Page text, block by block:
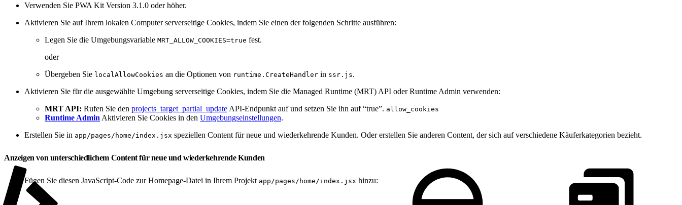
Verwenden Sie PWA Kit Version 3.1.0 oder höher.
Aktivieren Sie auf Ihrem lokalen Computer serverseitige Cookies, indem Sie einen der folgenden Schritte ausführen:
Legen Sie die Umgebungsvariable MRT_ALLOW_COOKIES=true fest.
oder
Übergeben Sie localAllowCookies an die Optionen von runtime.CreateHandler in ssr.js.
Aktivieren Sie für die ausgewählte Umgebung serverseitige Cookies, indem Sie die Managed Runtime (MRT) API oder Runtime Admin verwenden:
MRT API: Rufen Sie den projects_target_partial_update API-Endpunkt auf und setzen Sie ihn auf “true”. allow_cookies
Runtime Admin Aktivieren Sie Cookies in den Umgebungseinstellungen.
Erstellen Sie in app/pages/home/index.jsx speziellen Content für neue und wiederkehrende Kunden. Oder erstellen Sie anderen Content, der sich auf verschiedene Käuferkategorien bezieht.
Anzeigen von unterschiedlichem Content für neue und wiederkehrende Kunden
Fügen Sie diesen JavaScript-Code zur Homepage-Datei in Ihrem Projekt app/pages/home/index.jsx hinzu: